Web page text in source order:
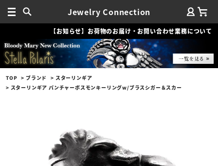
Jewelry Connection
【お知らせ】お荷物のお届け・お問い合わせ業務について
TOP ブランド
スターリンギア
スターリンギア パンチャーボスモンキーリングw/ブラスシガー＆スカー